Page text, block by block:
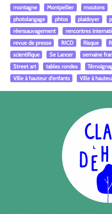
montagne
Montpellier moutons
photolangage
phtos plaidoyer
réensauvagement
rencontres
revue de presse
RICD Risque
scientifique
Se Lancer semaine
Street art
tables rondes
Ville à hauteur d'enfants
Ville à